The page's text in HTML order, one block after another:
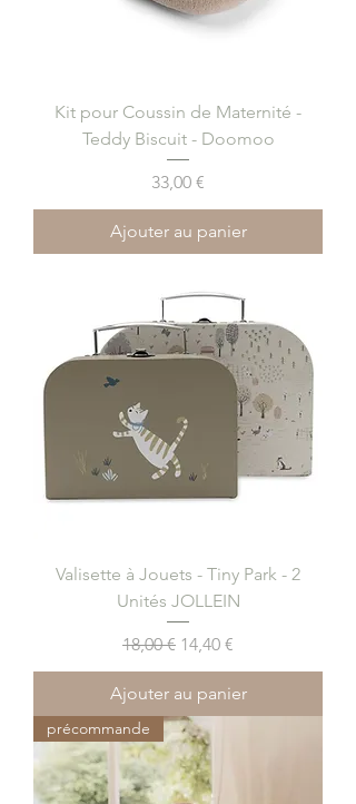
Kit pour Coussin de Maternité -
Teddy Biscuit - Doomoo
Prix
33,00 €
Ajouter au panier
Valisette à Jouets - Tiny Park - 2
Unités JOLLEIN
Prix original
18,00 € Prix promotionnel
14,40 €
Ajouter au panier
précommande